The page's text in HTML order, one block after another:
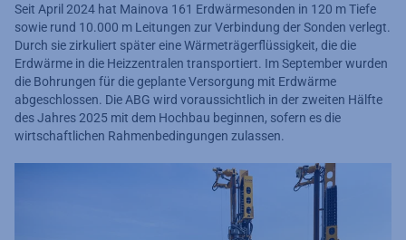
Seit April 2024 hat Mainova 161 Erdwärmesonden in 120 m Tiefe
sowie rund 10.000 m Leitungen zur Verbindung der Sonden verlegt.
Durch sie zirkuliert später eine Wärmeträgerflüssigkeit, die die
Erdwärme in die Heizzentralen transportiert. Im September wurden
die Bohrungen für die geplante Versorgung mit Erdwärme
abgeschlossen. Die ABG wird voraussichtlich in der zweiten Hälfte
des Jahres 2025 mit dem Hochbau beginnen, sofern es die
wirtschaftlichen Rahmenbedingungen zulassen.